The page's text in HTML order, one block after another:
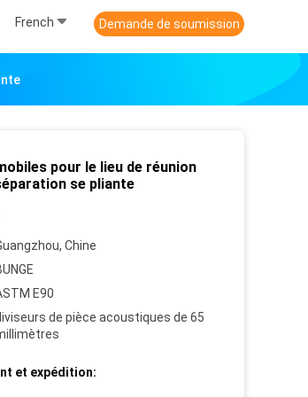
French Demande de soumission
pour le lieu de réunion
se pliante
Chine
E90
de pièce acoustiques de 65
et expédition: